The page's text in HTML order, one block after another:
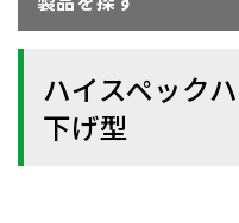
ハイスペック
下げ型